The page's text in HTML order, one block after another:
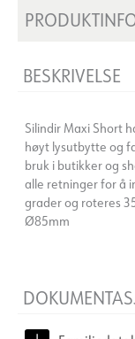
BESKRIVELSE
Silindir Maxi Short
høyt lysutbytte og
bruk i butikker og
alle retninger for å
grader og roteres
Ø85mm